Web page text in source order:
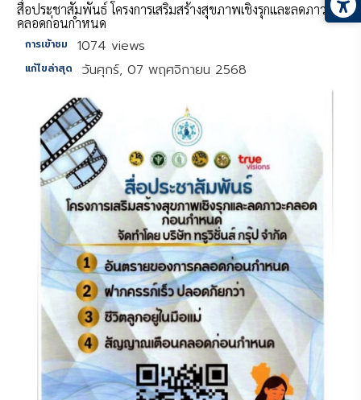
สื่อประชาสัมพันธ์ โครงการเสริมสร้างสุขภาพเชิงรุกและลดภาวะ
คลอดก่อนกำหนด
การเข้าชม 1074 views
แก้ไขล่าสุด วันศุกร์, 07 พฤศจิกายน 2568